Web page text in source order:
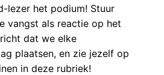
lezer het podium! Stuur
vangst als reactie op het
dat we elke
plaatsen, en zie jezelf op
in deze rubriek!